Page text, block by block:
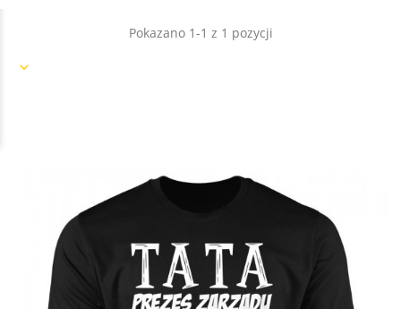
Pokazano 1-1 z 1 pozycji